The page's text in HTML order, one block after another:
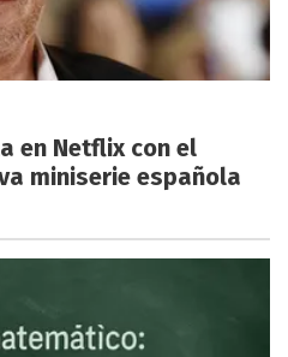
en Netflix con el
miniserie española